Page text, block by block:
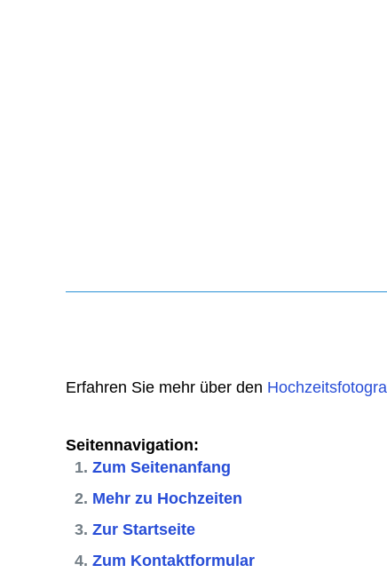
Erfahren Sie mehr über den
Seitennavigation:
Zum Seitenanfang
Mehr zu Hochzeiten
Zur Startseite
Zum Kontaktformular